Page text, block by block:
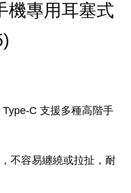
機專用耳塞式
C 支援多種高階手
不容易纏繞或拉扯，耐